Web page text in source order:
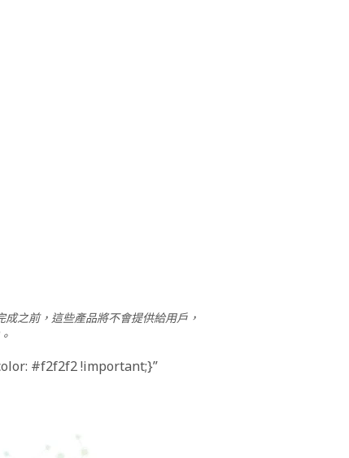
之前，這些產品將不會提供給用戶，
#f2f2f2 !important;}”